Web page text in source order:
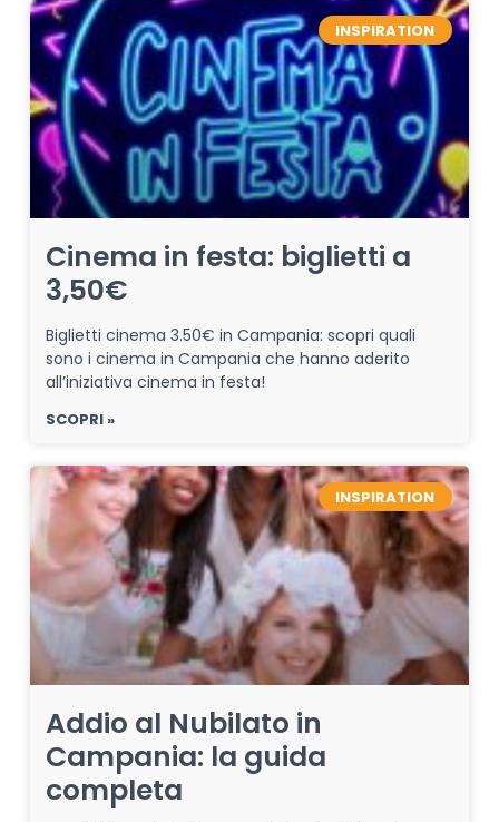
INSPIRATION
Cinema in festa: biglietti a
3,50€
Biglietti cinema 3.50€ in Campania: scopri quali
sono i cinema in Campania che hanno aderito
all’iniziativa cinema in festa!
SCOPRI »
INSPIRATION
Addio al Nubilato in
Campania: la guida
completa